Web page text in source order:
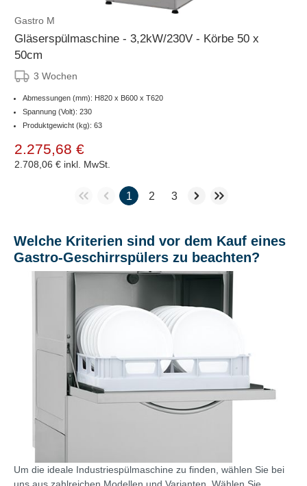
Gastro M
Gläserspülmaschine - 3,2kW/230V - Körbe 50 x
50cm
3 Wochen
Abmessungen (mm): H820 x B600 x T620
Spannung (Volt): 230
Produktgewicht (kg): 63
2.275,68 €
2.708,06 € inkl. MwSt.
1 2 3
Welche Kriterien sind vor dem Kauf eines
Gastro-Geschirrspülers zu beachten?
Um die ideale Industriespülmaschine zu finden, wählen Sie bei